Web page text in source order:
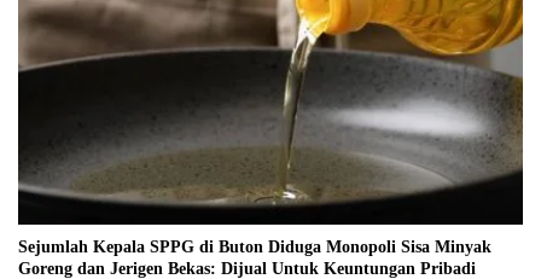
Sejumlah Kepala SPPG di Buton Diduga Monopoli Sisa Minyak
Goreng dan Jerigen Bekas: Dijual Untuk Keuntungan Pribadi